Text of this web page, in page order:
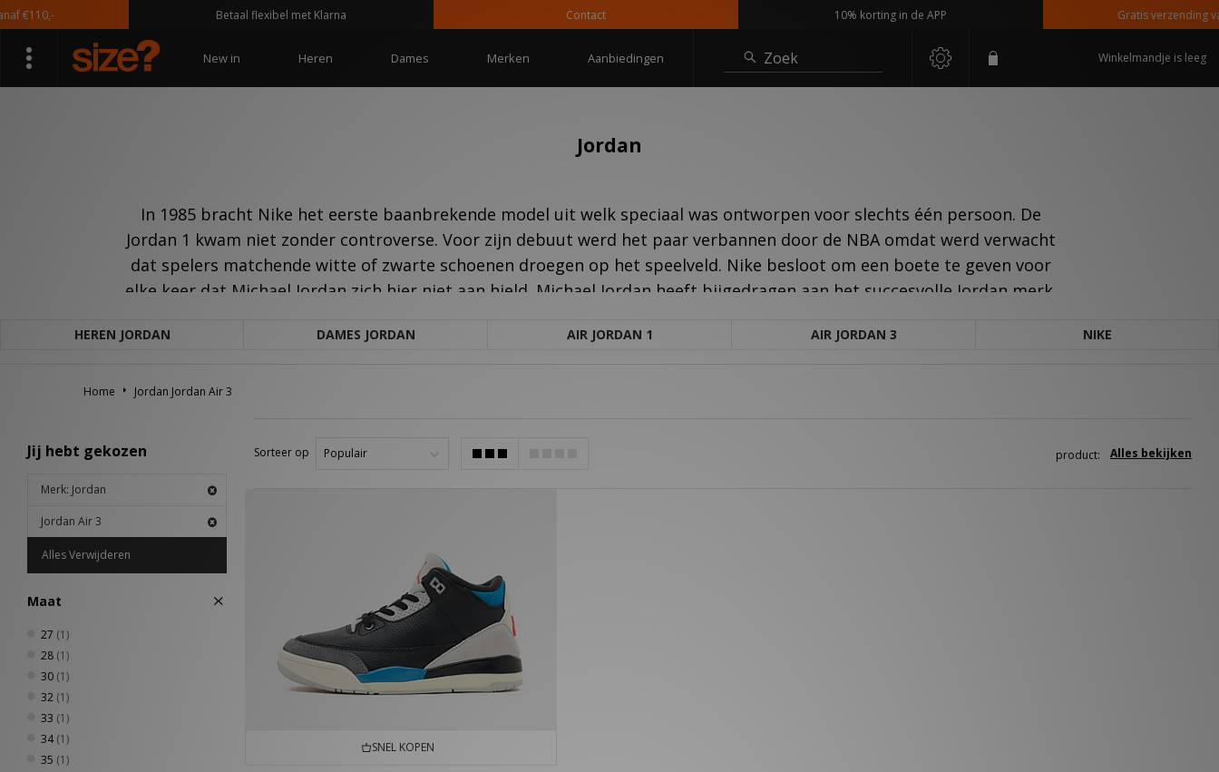
Betaal flexibel met Klarna Contact 10% korting in de APP Gratis verzending
New in Heren Dames Merken Aanbiedingen Zoek Winkelmandje is leeg
Jordan
In 1985 bracht Nike het eerste baanbrekende model uit welk speciaal was ontworpen voor slechts één persoon. De
Jordan 1 kwam niet zonder controverse. Voor zijn debuut werd het paar verbannen door de NBA omdat werd verwacht
dat spelers matchende witte of zwarte schoenen droegen op het speelveld. Nike besloot om een boete te geven voor
elke keer dat Michael Jordan zich hier niet aan hield. Michael Jordan heeft bijgedragen aan het succesvolle Jordan merk.
HEREN JORDAN DAMES JORDAN AIR JORDAN 1 AIR JORDAN 3 NIKE
Home Jordan Jordan Air 3
Jij hebt gekozen
Merk: Jordan
Jordan Air 3
Alles Verwijderen
Maat
27 (1)
28 (1)
30 (1)
32 (1)
33 (1)
34(1)
35 (1)
Sorteer op Alles bekijken
product:
SNEL KOPEN